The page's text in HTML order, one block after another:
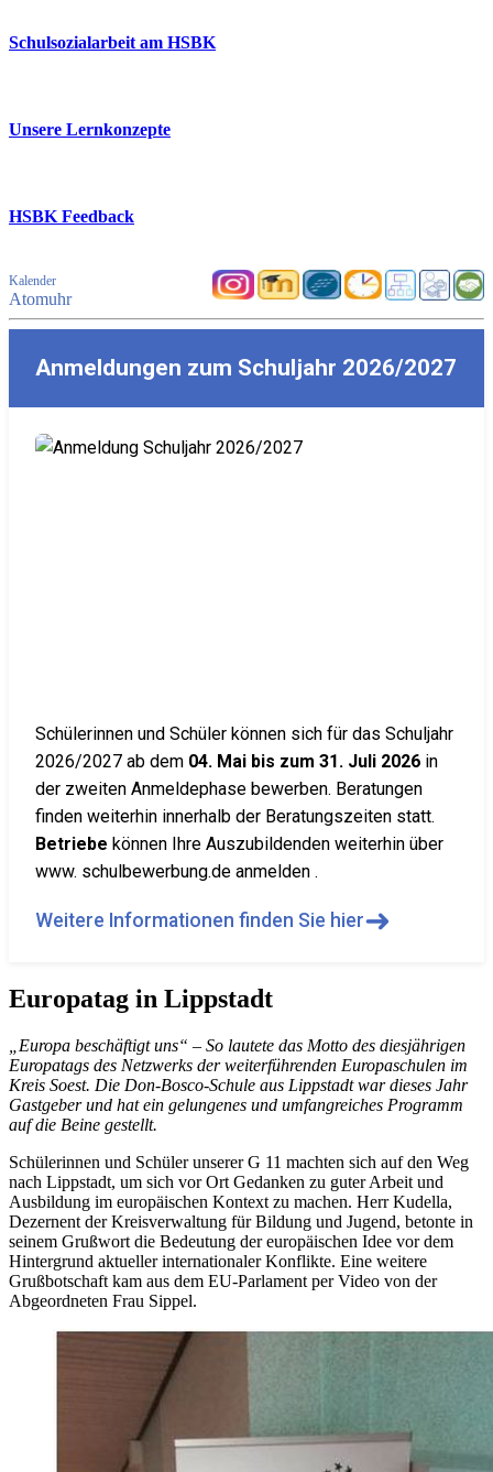
Schulsozialarbeit am HSBK
Unsere Lernkonzepte
HSBK Feedback
Kalender
Atomuhr
Anmeldungen zum Schuljahr 2026/2027
Schülerinnen und Schüler können sich für das Schuljahr
2026/2027 ab dem 04. Mai bis zum 31. Juli 2026 in
der zweiten Anmeldephase bewerben. Beratungen
finden weiterhin innerhalb der Beratungszeiten statt.
Betriebe können Ihre Auszubildenden weiterhin über
www. schulbewerbung.de anmelden .
Weitere Informationen finden Sie hier➜
Europatag in Lippstadt
„Europa beschäftigt uns“ – So lautete das Motto des diesjährigen
Europatags des Netzwerks der weiterführenden Europaschulen im
Kreis Soest. Die Don-Bosco-Schule aus Lippstadt war dieses Jahr
Gastgeber und hat ein gelungenes und umfangreiches Programm
auf die Beine gestellt.
Schülerinnen und Schüler unserer G 11 machten sich auf den Weg
nach Lippstadt, um sich vor Ort Gedanken zu guter Arbeit und
Ausbildung im europäischen Kontext zu machen. Herr Kudella,
Dezernent der Kreisverwaltung für Bildung und Jugend, betonte in
seinem Grußwort die Bedeutung der europäischen Idee vor dem
Hintergrund aktueller internationaler Konflikte. Eine weitere
Grußbotschaft kam aus dem EU-Parlament per Video von der
Abgeordneten Frau Sippel.